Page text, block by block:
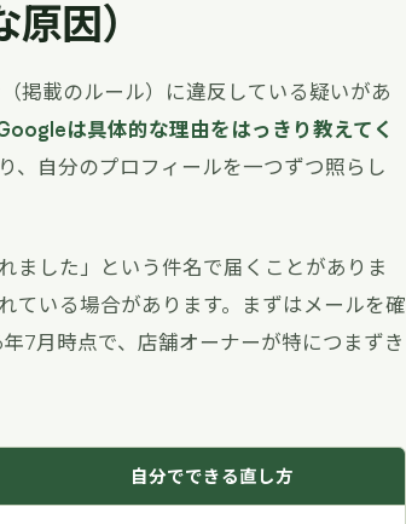
因）
掲載のルール）に違反している疑いがあ
は具体的な理由をはっきり教えてく
、自分のプロフィールを一つずつ照らし
ました」という件名で届くことがありま
ている場合があります。まずはメールを確
7月時点で、店舗オーナーが特につまずき
自分でできる直し方